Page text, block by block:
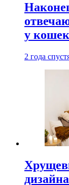
у кошек
2 года